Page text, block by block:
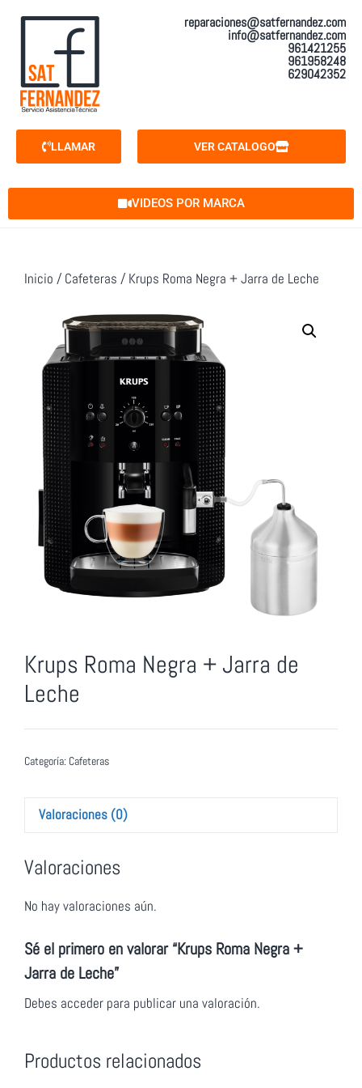
reparaciones@satfernandez.com
info@satfernandez.com
961421255
961958248
629042352
LLAMAR VER CATALOGO
VIDEOS POR MARCA
Inicio / Cafeteras / Krups Roma Negra + Jarra de Leche
Krups Roma Negra + Jarra de
Leche
Categoría: Cafeteras
Valoraciones (0)
Valoraciones
No hay valoraciones aún.
Sé el primero en valorar “Krups Roma Negra +
Jarra de Leche”
Debes acceder para publicar una valoración.
Productos relacionados